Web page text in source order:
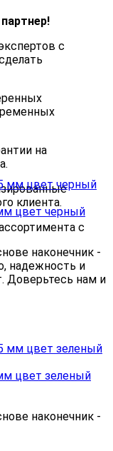
с
на
клиента.
с
надежность и
Доверьтесь нам и
цвет черный
наконечник -
цвет зеленый
наконечник -